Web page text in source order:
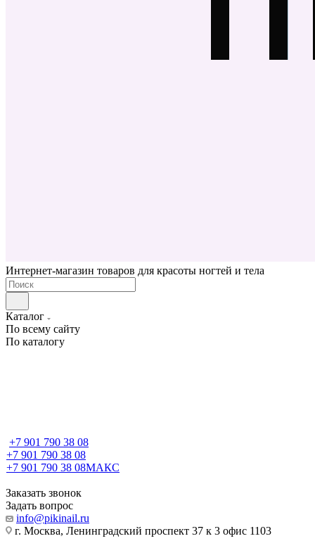
Интернет-магазин товаров для красоты ногтей и тела
Каталог
По всему сайту
По каталогу
+7 901 790 38 08
+7 901 790 38 08
+7 901 790 38 08МАКС
Заказать звонок
Задать вопрос
info@pikinail.ru
г. Москва, Ленинградский проспект 37 к 3 офис 1103